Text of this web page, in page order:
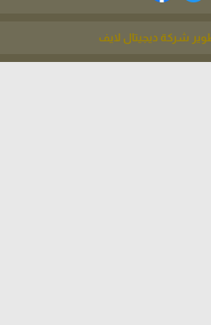
شركة ديجيتال لايف